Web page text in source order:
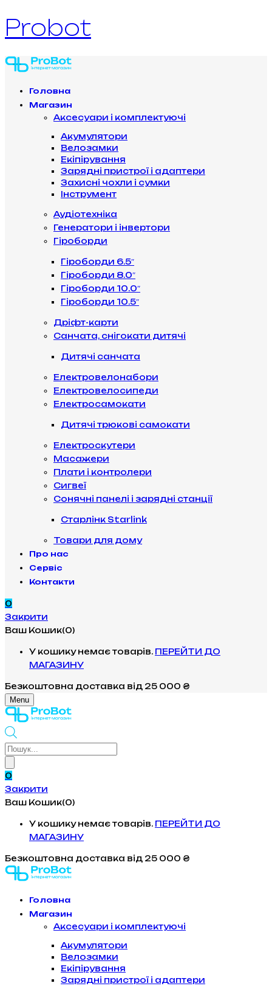
Probot
Головна
Магазин
Аксесуари і комплектуючі
Акумулятори
Велозамки
Екіпірування
Зарядні пристрої і адаптери
Захисні чохли і сумки
Інструмент
Аудіотехніка
Генератори і інвертори
Гіроборди
Гіроборди 6.5″
Гіроборди 8.0″
Гіроборди 10.0″
Гіроборди 10.5″
Дріфт-карти
Санчата, снігокати дитячі
Дитячі санчата
Електровелонабори
Електровелосипеди
Електросамокати
Дитячі трюкові самокати
Електроскутери
Масажери
Плати і контролери
Сигвеї
Сонячні панелі і зарядні станції
Старлінк Starlink
Товари для дому
Про нас
Сервіс
Контакти
0
Закрити
Ваш Кошик(0)
У кошику немає товарів. ПЕРЕЙТИ ДО
МАГАЗИНУ
Безкоштовна доставка від 25 000 ₴
Menu
Products
0
Закрити
Ваш Кошик(0)
У кошику немає товарів. ПЕРЕЙТИ ДО
МАГАЗИНУ
Безкоштовна доставка від 25 000 ₴
Головна
Магазин
Аксесуари і комплектуючі
Акумулятори
Велозамки
Екіпірування
Зарядні пристрої і адаптери